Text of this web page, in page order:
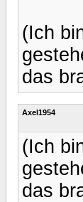
(Ich
das
Axel1954
(Ich
das